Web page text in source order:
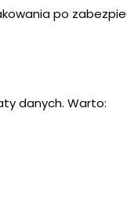
po
danych. Warto: